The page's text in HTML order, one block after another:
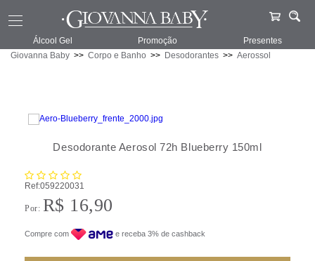
Álcool Gel Promoção
Presentes
Giovanna Baby
Corpo e Banho Desodorantes Aerossol
Desodorante Aerosol 72h Blueberry 150ml
Ref:059220031
Por: R$ 16,90
Compre com e receba 3% de cashback